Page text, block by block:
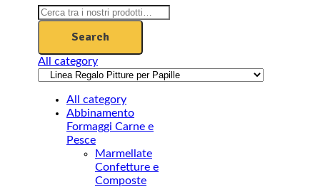
Search
for:
Search
All category
All category
Abbinamento
Formaggi Carne e
Pesce
Marmellate
Confetture e
Composte